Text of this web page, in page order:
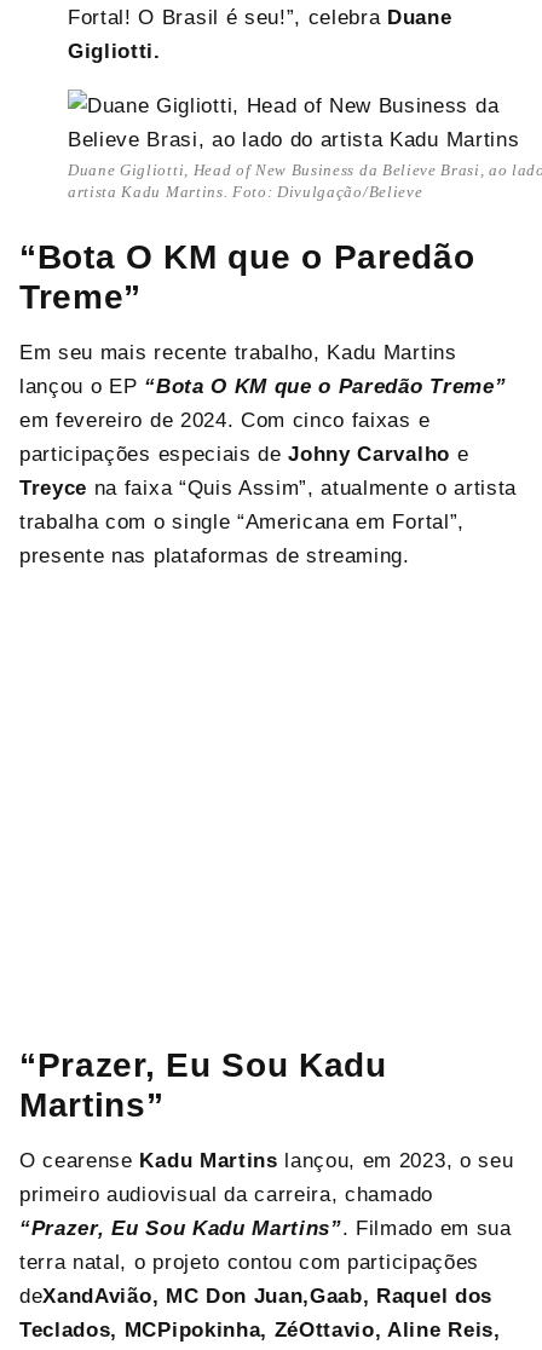
Fortal! O Brasil é seu!”, celebra Duane
Gigliotti.
Duane Gigliotti, Head of New Business da Believe Brasi, ao
artista Kadu Martins. Foto: Divulgação/Believe
“Bota O KM que o Paredão
Treme”
Em seu mais recente trabalho, Kadu Martins
lançou o EP “Bota O KM que o Paredão Treme”
em fevereiro de 2024. Com cinco faixas e
participações especiais deJohny Carvalho e
Treyce na faixa “Quis Assim”, atualmente o artista
trabalha com o single “Americana em Fortal”,
presente nas plataformas de streaming.
“Prazer, Eu Sou Kadu
Martins”
O cearense Kadu Martins lançou, em 2023, o seu
primeiro audiovisual da carreira, chamado
“Prazer, Eu Sou Kadu Martins”. Filmado em sua
terra natal, o projeto contou com participações
deXandAvião, MC Don Juan,Gaab, Raquel dos
Teclados, MCPipokinha, ZéOttavio, Aline Reis,